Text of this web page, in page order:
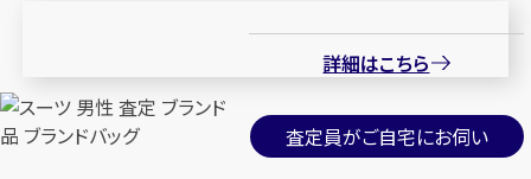
詳細はこちら
査定員がご自宅にお伺い